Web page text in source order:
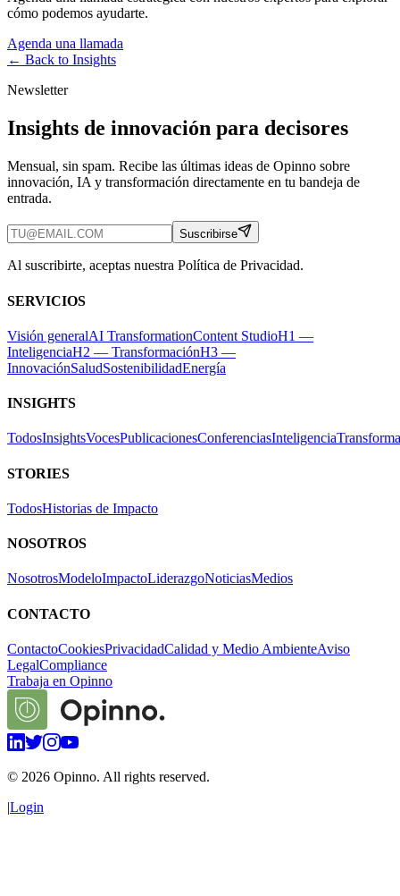
cómo podemos ayudarte.
Agenda una llamada
← Back to Insights
Newsletter
Insights de innovación para decisores
Mensual, sin spam. Recibe las últimas ideas de Opinno sobre
innovación, IA y transformación directamente en tu bandeja de
entrada.
Suscribirse
Al suscribirte, aceptas nuestra Política de Privacidad.
SERVICIOS
Visión generalAI TransformationContent StudioH1 —
InteligenciaH2 — TransformaciónH3 —
InnovaciónSaludSostenibilidadEnergía
INSIGHTS
TodosInsightsVocesPublicacionesConferenciasInteligencia
STORIES
TodosHistorias de Impacto
NOSOTROS
NosotrosModeloImpactoLiderazgoNoticiasMedios
CONTACTO
ContactoCookiesPrivacidadCalidad y Medio AmbienteAviso
LegalCompliance
Trabaja en Opinno
© 2026 Opinno. All rights reserved.
|Login